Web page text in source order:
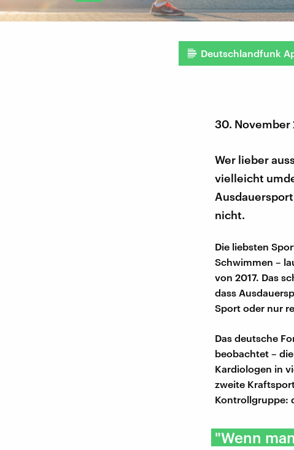
Deutschlandfunk
30. November
Wer lieber
vielleicht
nicht.
Die liebsten
Schwimmen –
von 2017. Das
dass
Sport oder nur
Das deutsche
beobachtet –
Kardiologen in
zweite
Kontrollgruppe:
"Wenn